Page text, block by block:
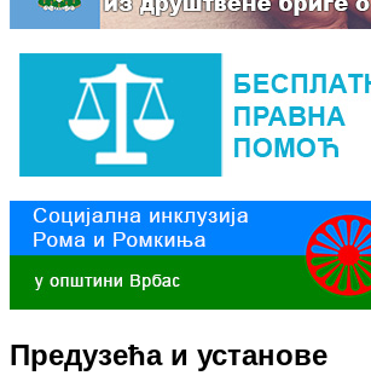
Предузећа и установе